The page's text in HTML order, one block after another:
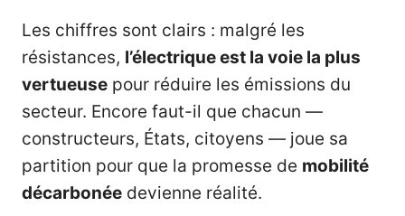
Les chiffres sont clairs : malgré les
résistances, l’électrique est la voie la plus
vertueuse pour réduire les émissions du
secteur. Encore faut-il que chacun —
constructeurs, États, citoyens — joue sa
partition pour que la promesse de mobilité
décarbonée devienne réalité.